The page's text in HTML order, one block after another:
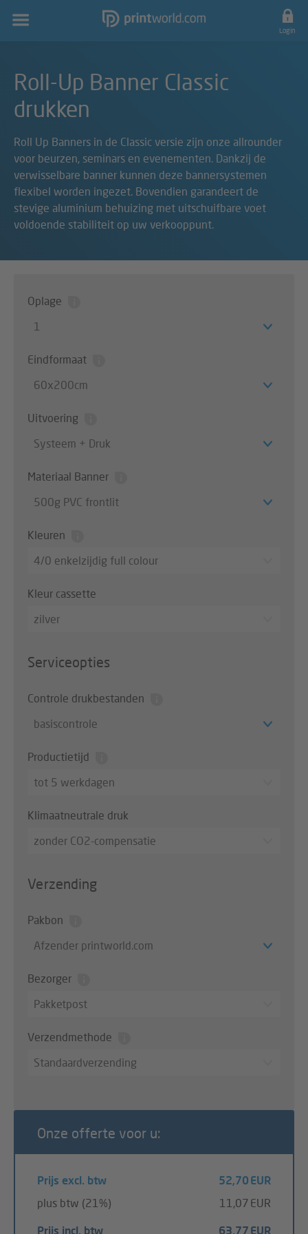
Hoofdnavigatie
Login
Roll-Up Banner Classic
drukken
Roll Up Banners in de Classic versie zijn onze allrounder
voor beurzen, seminars en evenementen. Dankzij de
verwisselbare banner kunnen deze bannersystemen
flexibel worden ingezet. Bovendien garandeert de
stevige aluminium behuizing met uitschuifbare voet
voldoende stabiliteit op uw verkooppunt.
Oplage
1
Eindformaat
60x200cm
Uitvoering
Systeem + Druk
Materiaal Banner
500g PVC frontlit
Kleuren
4/0 enkelzijdig full colour
Kleur cassette
zilver
Serviceopties
Controle drukbestanden
basiscontrole
Productietijd
tot 5 werkdagen
Klimaatneutrale druk
zonder CO2-compensatie
Verzending
Pakbon
Afzender printworld.com
Bezorger
Pakketpost
Verzendmethode
Standaardverzending
Onze offerte voor u:
Prijs excl. btw
52,70 EUR
plus btw (21%)
11,07 EUR
Prijs incl. btw 63,77 EUR